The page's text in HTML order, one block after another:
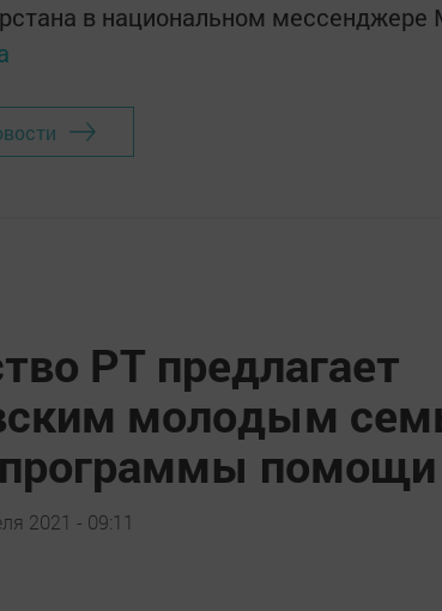
в национальном мессенджере
РТ предлагает
молодым
помощи
2021 - 09:11